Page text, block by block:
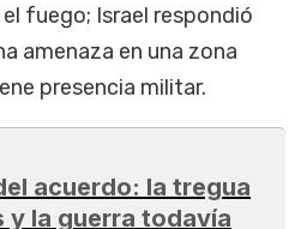
fuego; Israel respondió
amenaza en una zona
presencia militar.
acuerdo: la tregua
y la guerra todavía